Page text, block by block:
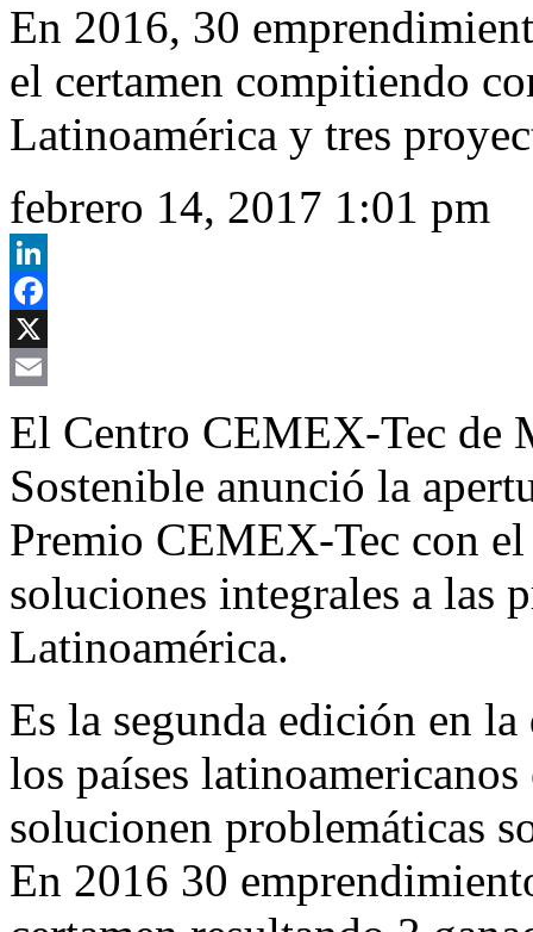
En 2016, 30
el certamen compitiendo
Latinoamérica y tres
febrero 14, 2017 1:01 pm
LinkedIn
Facebook
X
El Centro CEMEX-Tec de
Sostenible anunció la
Premio CEMEX-Tec con
soluciones integrales a las
Latinoamérica.
Es la segunda edición en
los países
solucionen problemáticas
En 2016 30